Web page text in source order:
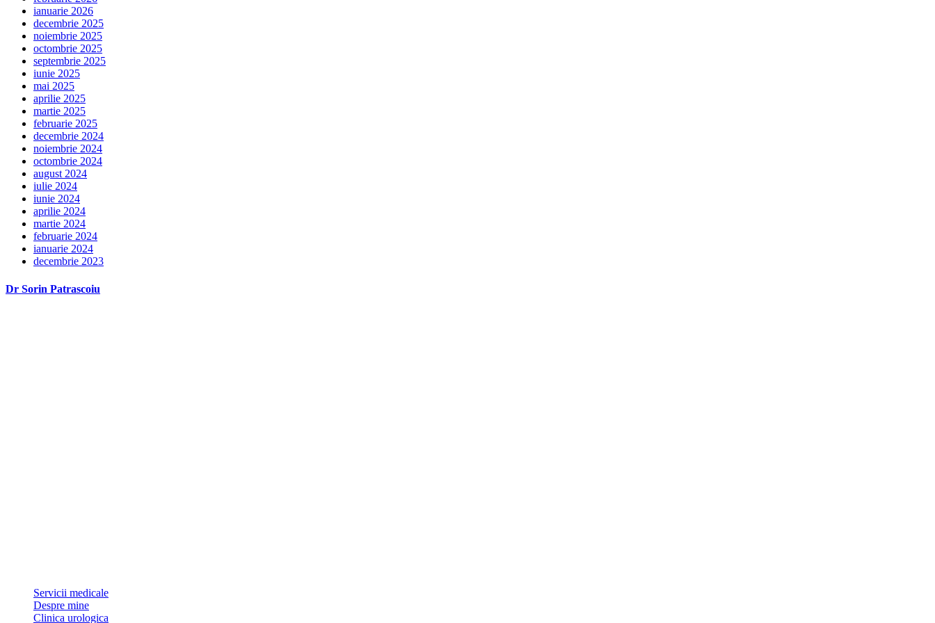
ianuarie 2026
decembrie 2025
noiembrie 2025
octombrie 2025
septembrie 2025
iunie 2025
mai 2025
aprilie 2025
martie 2025
februarie 2025
decembrie 2024
noiembrie 2024
octombrie 2024
august 2024
iulie 2024
iunie 2024
aprilie 2024
martie 2024
februarie 2024
ianuarie 2024
decembrie 2023
Dr Sorin Patrascoiu
Servicii medicale
Despre mine
Clinica urologica